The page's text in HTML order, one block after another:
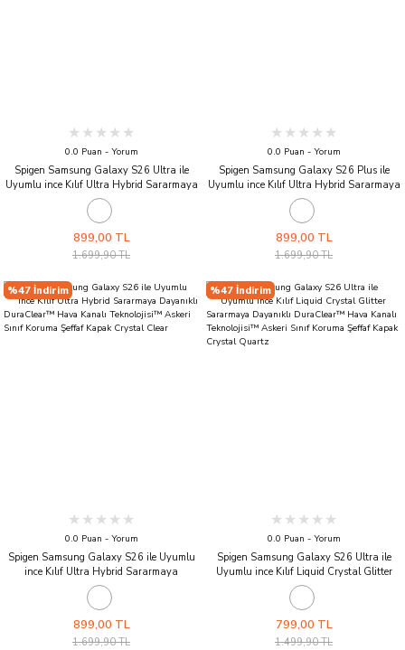
0.0 Puan - Yorum
Spigen Samsung Galaxy S26 Ultra ile
Uyumlu ince Kılıf Ultra Hybrid Sararmaya
Dayanıklı DuraClear™ Hava Kanalı
Teknolojisi™ Askeri Sınıf Koruma Şeffaf
899,00 TL
1.699,90 TL
0.0 Puan - Yorum
Spigen Samsung Galaxy S26 Plus ile
Uyumlu ince Kılıf Ultra Hybrid Sararmaya
Dayanıklı DuraClear™ Hava Kanalı
Teknolojisi™ Askeri Sınıf Koruma Şeffaf
899,00 TL
1.699,90 TL
%47 İndirim
0.0 Puan - Yorum
Spigen Samsung Galaxy S26 ile Uyumlu
ince Kılıf Ultra Hybrid Sararmaya
Dayanıklı DuraClear™ Hava Kanalı
Teknolojisi™ Askeri Sınıf Koruma Şeffaf
899,00 TL
1.699,90 TL
%47 İndirim
0.0 Puan - Yorum
Spigen Samsung Galaxy S26 Ultra ile
Uyumlu ince Kılıf Liquid Crystal Glitter
Sararmaya Dayanıklı DuraClear™ Hava
Kanalı Teknolojisi™ Askeri Sınıf Koruma
799,00 TL
1.499,90 TL